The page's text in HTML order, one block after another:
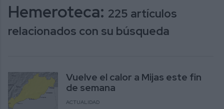
Hemeroteca: 225 artículos
relacionados con su búsqueda
Vuelve el calor a Mijas este fin
de semana
ACTUALIDAD